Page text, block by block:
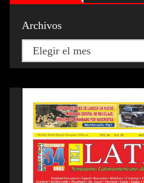
Archivos